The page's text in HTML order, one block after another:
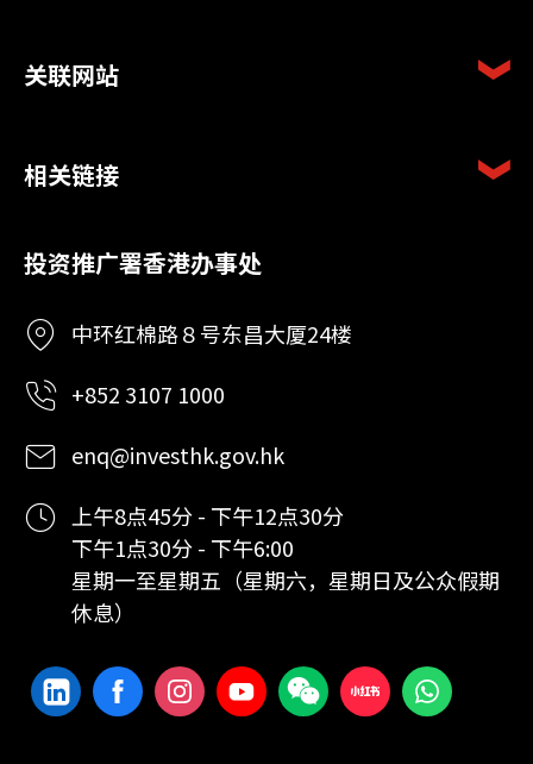
关联网站
相关链接
投资推广署香港办事处
中环红棉路８号东昌大厦24楼
+852 3107 1000
enq@investhk.gov.hk
上午8点45分 - 下午12点30分
下午1点30分 - 下午6:00
星期一至星期五（星期六，星期日及公众假期
休息）